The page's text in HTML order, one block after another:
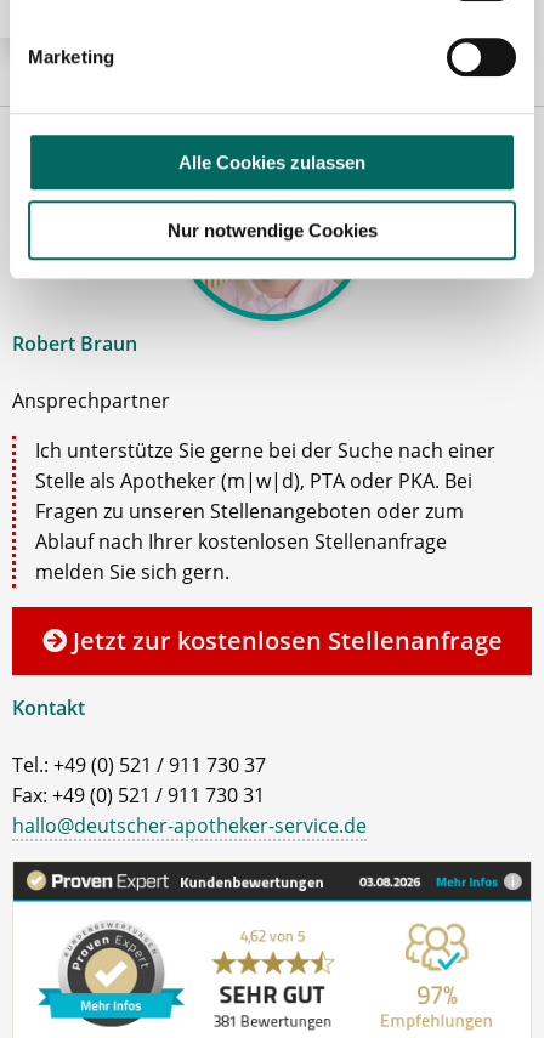
Marketing
Alle Cookies zulassen
Nur notwendige Cookies
Robert Braun
Ansprechpartner
Ich unterstütze Sie gerne bei der Suche nach einer
Stelle als Apotheker (m|w|d), PTA oder PKA. Bei
Fragen zu unseren Stellenangeboten oder zum
Ablauf nach Ihrer kostenlosen Stellenanfrage
melden Sie sich gern.
Jetzt zur kostenlosen Stellenanfrage
Kontakt
Tel.: +49 (0) 521 / 911 730 37
Fax: +49 (0) 521 / 911 730 31
hallo@deutscher-apotheker-service.de